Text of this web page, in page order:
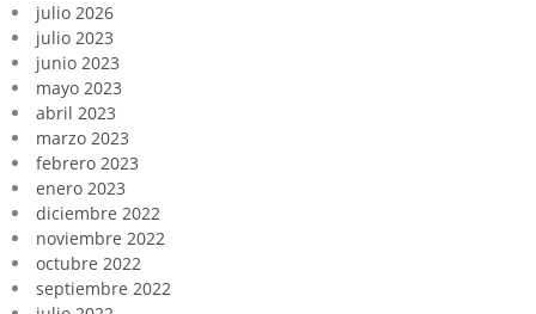
julio 2026
julio 2023
junio 2023
mayo 2023
abril 2023
marzo 2023
febrero 2023
enero 2023
diciembre 2022
noviembre 2022
octubre 2022
septiembre 2022